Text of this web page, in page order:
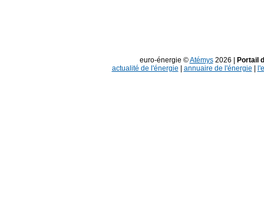
euro-énergie ©Atémys2026 |
Portail
actualité de l'énergie
annuaire de l'énergie